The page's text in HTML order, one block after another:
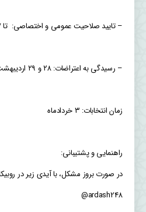
– تایید صلاحیت عمومی و اختصاصی: تا ۲۷ اردیبهشت ماه
– رسیدگی به اعتراضات: ۲۸ و ۲۹ اردیبهشت ماه
زمان انتخابات: ۳ خردادماه
‏راهنمایی و پشتیبانی:
در صورت بروز مشکل، با آیدی زیر در
ardash248@